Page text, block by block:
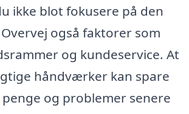
ikke blot fokusere på den
også faktorer som
og kundeservice. At
håndværker kan spare
og problemer senere